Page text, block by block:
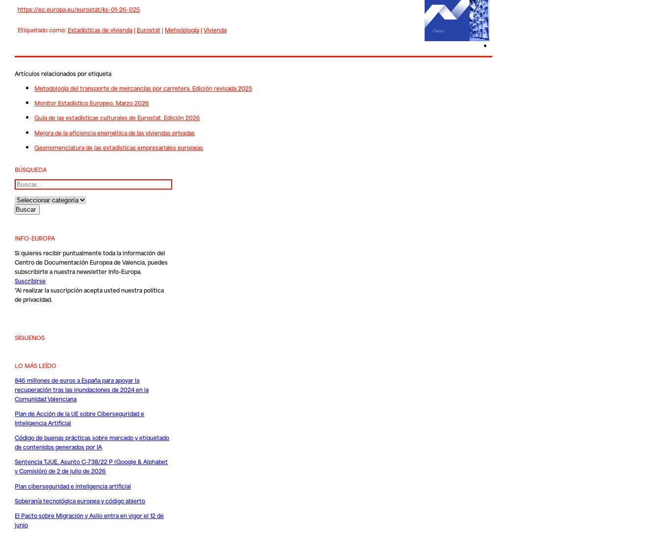
https://ec.europa.eu/eurostat/ks-01-26-025
Etiquetado como: Estadísticas de vivienda| Eurostat| Metodología| Vivienda
Artículos relacionados por etiqueta
Metodología del transporte de mercancías por carretera. Edición revisada 2025
Monitor Estadístico Europeo. Marzo 2026
Guía de las estadísticas culturales de Eurostat. Edición 2026
Mejora de la eficiencia energética de las viviendas privadas
Geonomenclatura de las estadísticas empresariales europeas
BÚSQUEDA
Buscar
INFO-EUROPA
Si quieres recibir puntualmente toda la información del
Centro de Documentación Europea de Valencia, puedes
subscribirte a nuestra newsletter Info-Europa.
Suscribirse
*Al realizar la suscripción acepta usted nuestrapolítica
de privacidad.
SÍGUENOS
LO MÁS LEÍDO
846 millones de euros a España para apoyar la
recuperación tras las inundaciones de 2024 en la
Comunidad Valenciana
Plan de Acción de la UE sobre Ciberseguridad e
Inteligencia Artificial
Código de buenas prácticas sobre marcado y etiquetado
de contenidos generados por IA
Sentencia TJUE. Asunto C-738/22 P (Google & Alphabet
v Comisión) de 2 de julio de 2026
Plan ciberseguridad e inteligencia artificial
Soberanía tecnológica europea y código abierto
El Pacto sobre Migración y Asilo entra en vigor el 12 de
junio